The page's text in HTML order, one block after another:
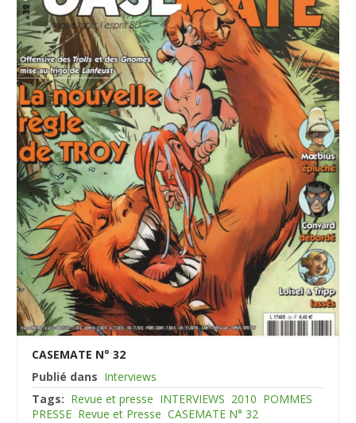
CASEMATE N° 32
Publié dans Interviews
Tags: Revue et presse INTERVIEWS 2010 POMMES
PRESSE Revue et Presse CASEMATE N° 32